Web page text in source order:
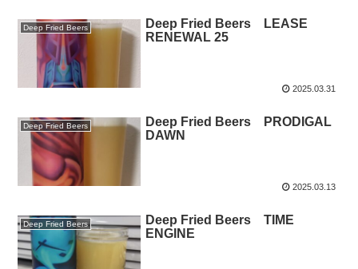
Deep Fried Beers
Deep Fried Beers LEASE
RENEWAL 25
2025.03.31
Deep Fried Beers
Deep Fried Beers PRODIGAL
DAWN
2025.03.13
Deep Fried Beers
Deep Fried Beers TIME
ENGINE